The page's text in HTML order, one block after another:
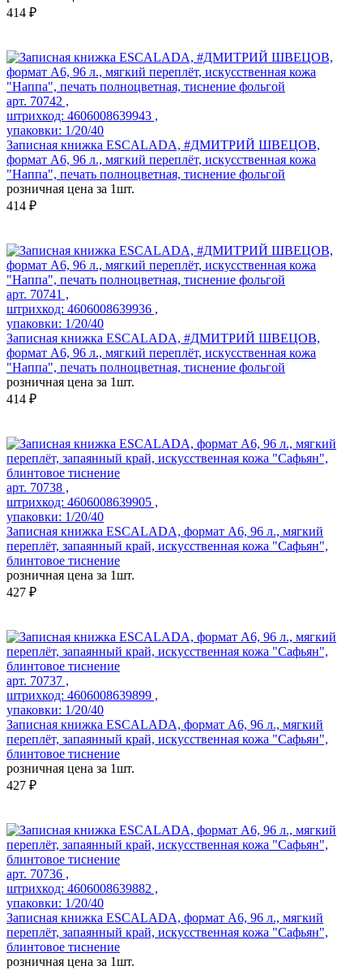
414 ₽
арт. 70742 ,
штрихкод: 4606008639943 ,
упаковки: 1/20/40
Записная книжка ESCALADA, #ДМИТРИЙ ШВЕЦОВ,
формат А6, 96 л., мягкий переплёт, искусственная кожа
"Наппа", печать полноцветная, тиснение фольгой
розничная цена за 1шт.
414 ₽
арт. 70741 ,
штрихкод: 4606008639936 ,
упаковки: 1/20/40
Записная книжка ESCALADA, #ДМИТРИЙ ШВЕЦОВ,
формат А6, 96 л., мягкий переплёт, искусственная кожа
"Наппа", печать полноцветная, тиснение фольгой
розничная цена за 1шт.
414 ₽
арт. 70738 ,
штрихкод: 4606008639905 ,
упаковки: 1/20/40
Записная книжка ESCALADA, формат А6, 96 л., мягкий
переплёт, запаянный край, искусственная кожа "Сафьян",
блинтовое тиснение
розничная цена за 1шт.
427 ₽
арт. 70737 ,
штрихкод: 4606008639899 ,
упаковки: 1/20/40
Записная книжка ESCALADA, формат А6, 96 л., мягкий
переплёт, запаянный край, искусственная кожа "Сафьян",
блинтовое тиснение
розничная цена за 1шт.
427 ₽
арт. 70736 ,
штрихкод: 4606008639882 ,
упаковки: 1/20/40
Записная книжка ESCALADA, формат А6, 96 л., мягкий
переплёт, запаянный край, искусственная кожа "Сафьян",
блинтовое тиснение
розничная цена за 1шт.